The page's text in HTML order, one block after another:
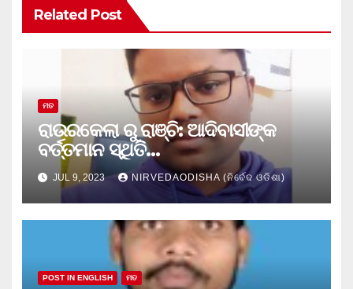
Related Post
ମତ
ରାଉରକେଲା ରୁ ରାଞ୍ଚି: ଆଦିବାସୀଙ୍କ
ବର୍ତ୍ତମାନ ସ୍ଥିତି…
JUL 9, 2023 NIRVEDAODISHA (ନିର୍ବେଦ ଓଡିଶା)
POST IN ENGLISH ମତ